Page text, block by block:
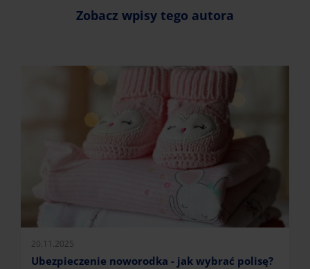
Zobacz wpisy tego autora
20.11.2025
Ubezpieczenie noworodka - jak wybrać polisę?